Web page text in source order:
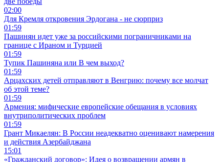
02:00
Для Кремля откровения Эрдогана - не сюрприз
01:59
Пашинян идет уже за российскими пограничниками на
границе с Ираном и Турцией
01:59
Тупик Пашиняна или В чем выход?
01:59
Арцахских детей отправляют в Венгрию: почему все молчат
об этой теме?
01:59
Армения: мифические европейские обещания в условиях
внутриполитических проблем
01:59
Грант Микаелян: В России неадекватно оценивают намерения
и действия Азербайджана
15:01
«Гражданский договор»: Идея о возвращении армян в